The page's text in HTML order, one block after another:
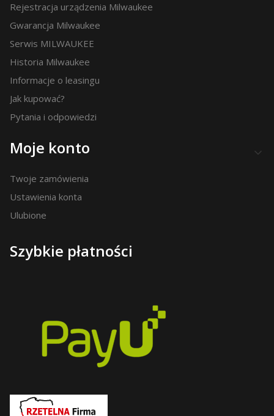
Rejestracja urządzenia Milwaukee
Gwarancja Milwaukee
Serwis MILWAUKEE
Historia Milwaukee
Informacje o leasingu
Jak kupować?
Pytania i odpowiedzi
Moje konto
Twoje zamówienia
Ustawienia konta
Ulubione
Szybkie płatności